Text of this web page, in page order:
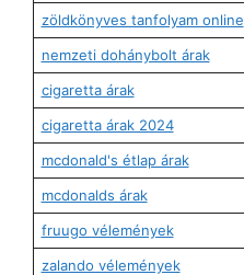
zöldkönyves tanfolyam online
nemzeti dohánybolt árak
cigaretta árak
cigaretta árak 2024
mcdonald's étlap árak
mcdonalds árak
fruugo vélemények
zalando vélemények